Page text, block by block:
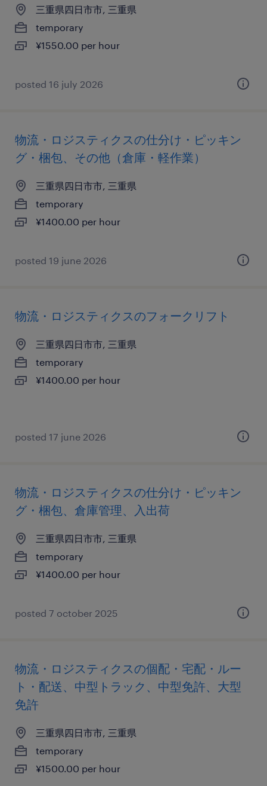
三重県四日市市, 三重県
temporary
¥1550.00 per hour
posted 16 july 2026
物流・ロジスティクスの仕分け・ピッキン
グ・梱包、その他（倉庫・軽作業）
三重県四日市市, 三重県
temporary
¥1400.00 per hour
posted 19 june 2026
物流・ロジスティクスのフォークリフト
三重県四日市市, 三重県
temporary
¥1400.00 per hour
posted 17 june 2026
物流・ロジスティクスの仕分け・ピッキン
グ・梱包、倉庫管理、入出荷
三重県四日市市, 三重県
temporary
¥1400.00 per hour
posted 7 october 2025
物流・ロジスティクスの個配・宅配・ルー
ト・配送、中型トラック、中型免許、大型
免許
三重県四日市市, 三重県
temporary
¥1500.00 per hour